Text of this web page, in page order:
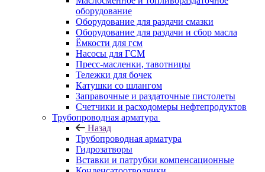
оборудование
Оборудование для раздачи смазки
Оборудование для раздачи и сбор масла
Ёмкости для гсм
Насосы для ГСМ
Пресс-масленки, тавотницы
Тележки для бочек
Катушки со шлангом
Заправочные и раздаточные пистолеты
Счетчики и расходомеры нефтепродуктов
Трубопроводная арматура
Назад
Трубопроводная арматура
Гидрозатворы
Вставки и патрубки компенсационные